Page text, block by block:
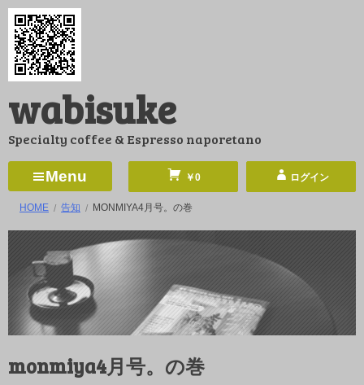
コ
ン
ツ
ス
ッ
wabisuke
Specialty coffee & Espresso naporetano
Menu ￥0 ログイン
HOME 告知 MONMIYA4月号。の巻
monmiya4月号。の巻